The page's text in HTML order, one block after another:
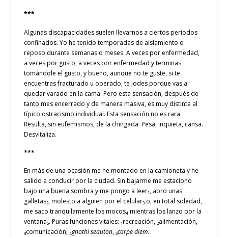
***
Algunas discapacidades suelen llevarnos a ciertos periodos
confinados. Yo he tenido temporadas de aislamiento o
reposo durante semanas o meses. A veces por enfermedad,
a veces por gusto, a veces por enfermedad y terminas
tomándole el gusto, y bueno, aunque no te guste, si te
encuentras fracturado u operado, te jodes porque vas a
quedar varado en la cama. Pero esta sensación, después de
tanto mes encerrado y de manera masiva, es muy distinta al
típico ostracismo individual. Esta sensación no es rara.
Resulta, sin eufemismos, de la chingada. Pesa, inquieta, cansa.
Desvitaliza.
***
En más de una ocasión me he montado en la camioneta y he
salido a conducir por la ciudad. Sin bajarme me estaciono
bajo una buena sombra y me pongo a leer₁, abro unas
galletas₂, molesto a alguien por el celular₃ o, en total soledad,
me saco tranquilamente los mocos₄ mientras los lanzo por la
ventana₅. Puras funciones vitales: ₁recreación, ₂alimentación,
₃comunicación, ₄gnothi seauton, ₅carpe diem.